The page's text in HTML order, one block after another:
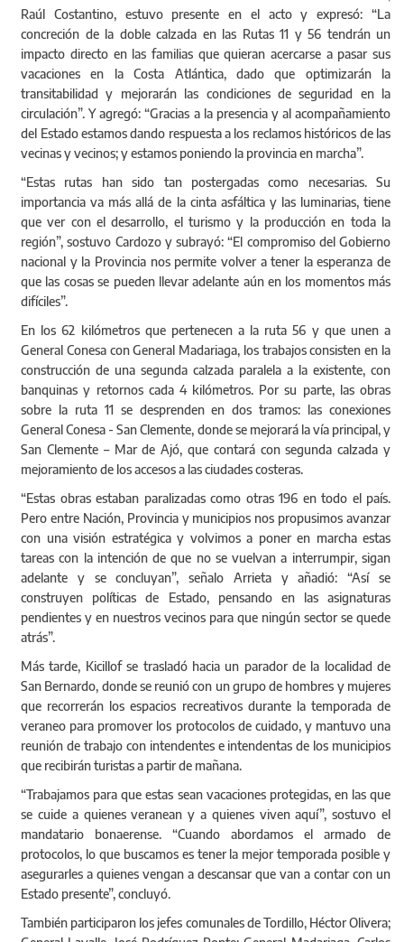
importancia va más allá de la cinta asfáltica y las luminarias, tiene
que ver con el desarrollo, el turismo y la producción en toda la
región”, sostuvo Cardozo y subrayó: “El compromiso del Gobierno
nacional y la Provincia nos permite volver a tener la esperanza de
que las cosas se pueden llevar adelante aún en los momentos más
difíciles”.
En los 62 kilómetros que pertenecen a la ruta 56 y que unen a
General Conesa con General Madariaga, los trabajos consisten en la
construcción de una segunda calzada paralela a la existente, con
banquinas y retornos cada 4 kilómetros. Por su parte, las obras
sobre la ruta 11 se desprenden en dos tramos: las conexiones
General Conesa - San Clemente, donde se mejorará la vía principal, y
San Clemente – Mar de Ajó, que contará con segunda calzada y
mejoramiento de los accesos a las ciudades costeras.
“Estas obras estaban paralizadas como otras 196 en todo el país.
Pero entre Nación, Provincia y municipios nos propusimos avanzar
con una visión estratégica y volvimos a poner en marcha estas
tareas con la intención de que no se vuelvan a interrumpir, sigan
adelante y se concluyan”, señalo Arrieta y añadió: “Así se
construyen políticas de Estado, pensando en las asignaturas
pendientes y en nuestros vecinos para que ningún sector se quede
atrás”.
Más tarde, Kicillof se trasladó hacia un parador de la localidad de
San Bernardo, donde se reunió con un grupo de hombres y mujeres
que recorrerán los espacios recreativos durante la temporada de
veraneo para promover los protocolos de cuidado, y mantuvo una
reunión de trabajo con intendentes e intendentas de los municipios
que recibirán turistas a partir de mañana.
“Trabajamos para que estas sean vacaciones protegidas, en las que
se cuide a quienes veranean y a quienes viven aquí”, sostuvo el
mandatario bonaerense. “Cuando abordamos el armado de
protocolos, lo que buscamos es tener la mejor temporada posible y
asegurarles a quienes vengan a descansar que van a contar con un
Estado presente”, concluyó.
También participaron los jefes comunales de Tordillo, Héctor Olivera;
General Lavalle, José Rodríguez Ponte; General Madariaga, Carlos
Santoro; y Villa Gesell, Gustavo Barrera.
Últimas Noticias
07/08/2026|Y Zurieta participó del cuarto encuentro